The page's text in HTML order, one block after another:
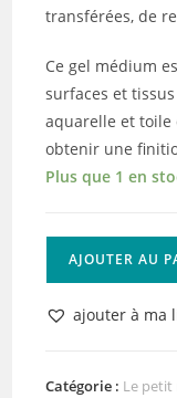
transférées, de
Ce gel médium
surfaces et
aquarelle et toile
obtenir une
Plus que 1 en
Gel
Médium
Wakley
AJOUTER AU
ajouter à ma
Catégorie : Le